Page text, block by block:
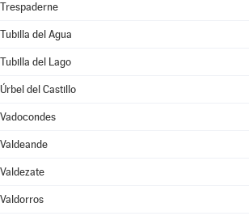
Trespaderne
Tubilla del Agua
Tubilla del Lago
Úrbel del Castillo
Vadocondes
Valdeande
Valdezate
Valdorros